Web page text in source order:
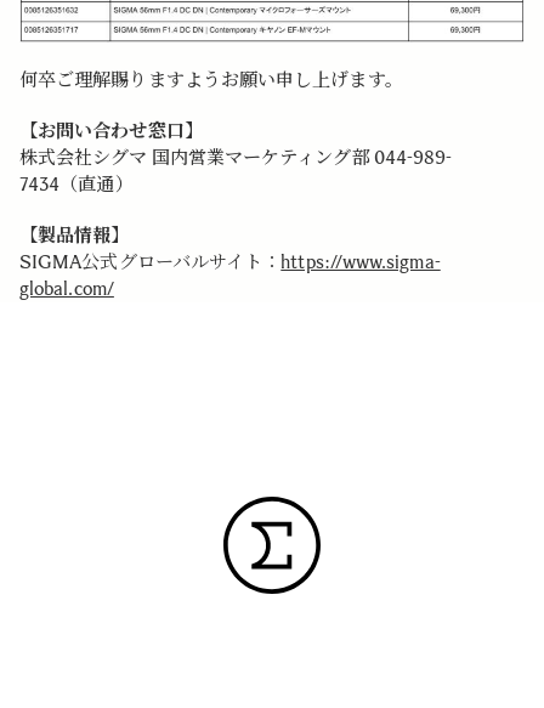
何卒ご理解賜りますようお願い申し上げます。
【お問い合わせ窓口】
株式会社シグマ 国内営業マーケティング部 044-989-
7434（直通）
【製品情報】
SIGMA公式グローバルサイト： https://www.sigma-
global.com/